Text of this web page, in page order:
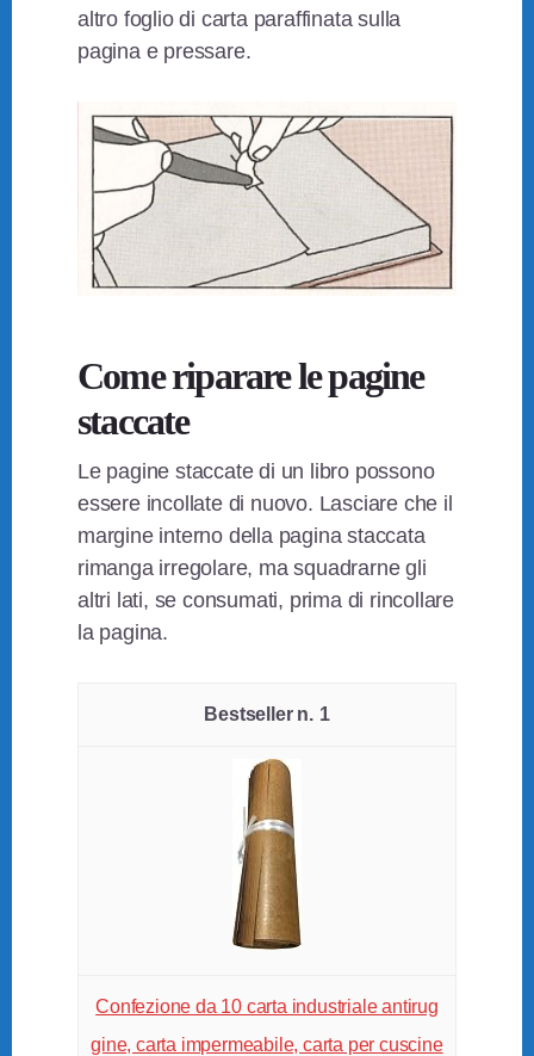
altro foglio di carta paraffinata sulla
pagina e pressare.
Come riparare le pagine
staccate
Le pagine staccate di un libro possono
essere incollate di nuovo. Lasciare che il
margine interno della pagina staccata
rimanga irregolare, ma squadrarne gli
altri lati, se consumati, prima di rincollare
la pagina.
1
Confezione da 10 carta industriale antirug
gine, carta impermeabile, carta per cuscine